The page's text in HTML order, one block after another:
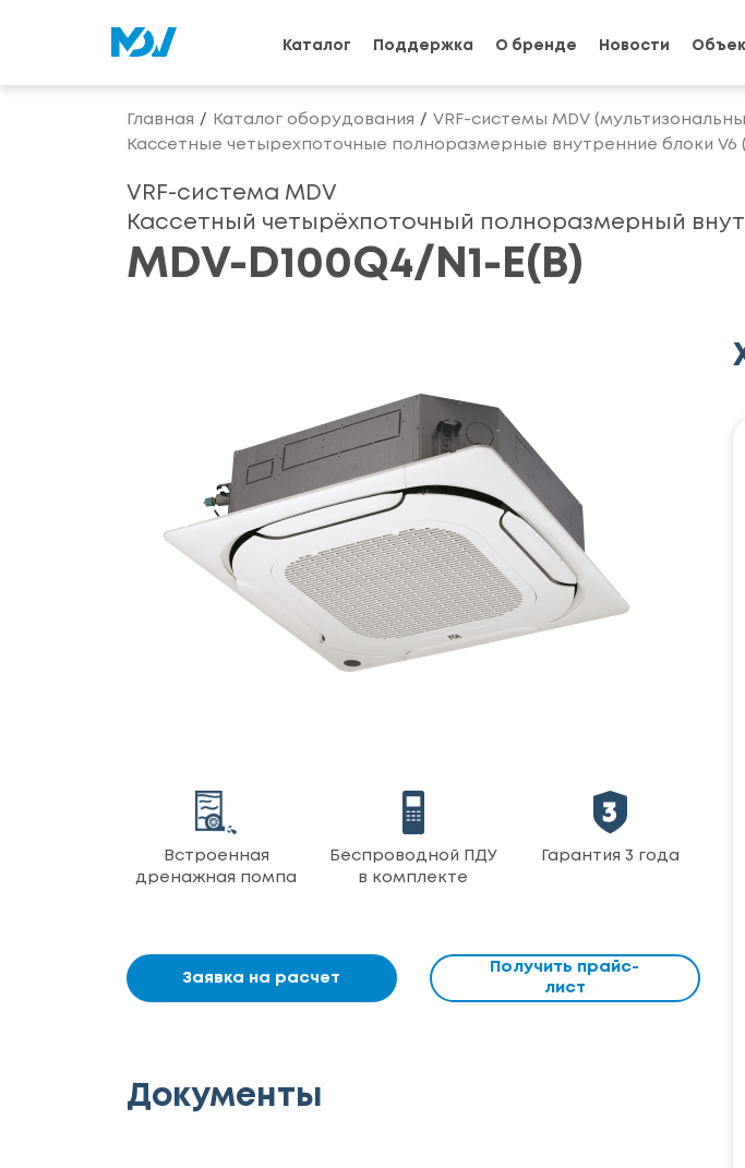
Каталог Поддержка О бренде Новости
Главная Каталог оборудования VRF-системы MDV
Кассетные четырехпоточные полноразмерные внутренние блоки V6
VRF-система MDV
Кассетный четырёхпоточный полноразмерный
MDV-D100Q4/N1-E(B)
Встроенная
дренажная помпа
Беспроводной ПДУ
в комплекте
Гарантия 3 года
Заявка на расчет
Получить прайс-
лист
Документы